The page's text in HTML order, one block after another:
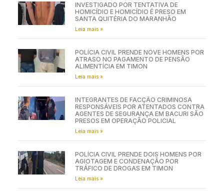
INVESTIGADO POR TENTATIVA DE
HOMICÍDIO E HOMICÍDIO É PRESO EM
SANTA QUITÉRIA DO MARANHÃO
Leia mais »
POLÍCIA CIVIL PRENDE NOVE HOMENS POR
ATRASO NO PAGAMENTO DE PENSÃO
ALIMENTÍCIA EM TIMON
Leia mais »
INTEGRANTES DE FACÇÃO CRIMINOSA
RESPONSÁVEIS POR ATENTADOS CONTRA
AGENTES DE SEGURANÇA EM BACURI SÃO
PRESOS EM OPERAÇÃO POLICIAL
Leia mais »
POLÍCIA CIVIL PRENDE DOIS HOMENS POR
AGIOTAGEM E CONDENAÇÃO POR
TRÁFICO DE DROGAS EM TIMON
Leia mais »